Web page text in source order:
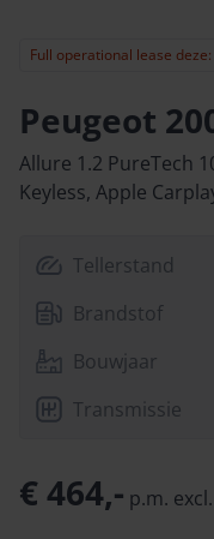
Full operational lease deze:
Peugeot
Allure 1.2 PureTech
Keyless, Apple
Tellerstand
Brandstof
Bouwjaar
Transmissie
€ 464,- p.m. excl.